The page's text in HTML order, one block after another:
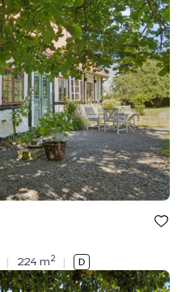
| 224 m2 |